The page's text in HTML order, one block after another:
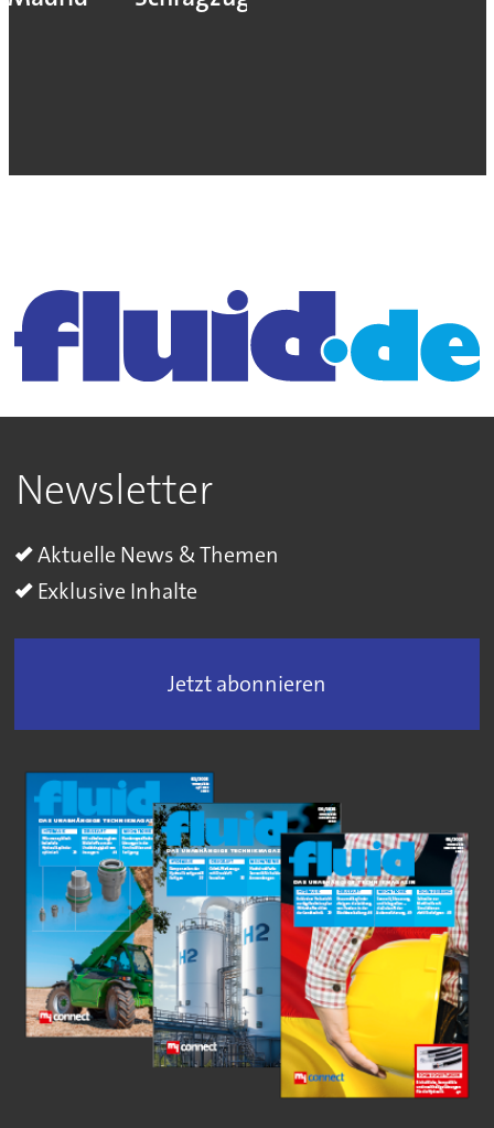
Newsletter
Aktuelle News & Themen
Exklusive Inhalte
Jetzt abonnieren